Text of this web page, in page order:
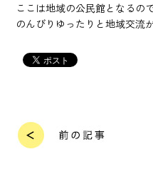
ここは地域の公民館となるの
のんびりゆったりと地域交